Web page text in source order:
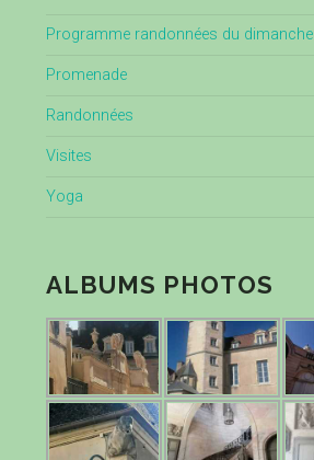
Programme randonnées du dimanche
Promenade
Randonnées
Visites
Yoga
ALBUMS PHOTOS